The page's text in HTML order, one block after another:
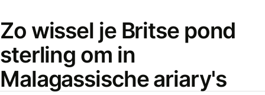
Zo wissel je Britse pond
sterling om in
Malagassische ariary's